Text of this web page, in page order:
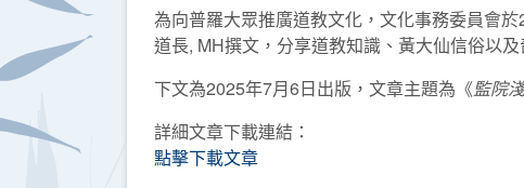
為向普羅大眾推廣道教文化，文化事務委員會
道長, MH撰文，分享道教知識、黃大仙信俗以及
下文為2025年7月6日出版，文章主題為《監院
詳細文章下載連結：
點擊下載文章